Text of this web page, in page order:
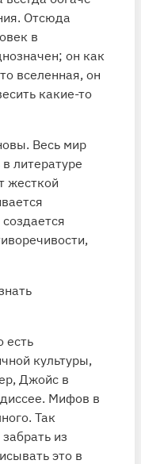
Отсюда
в
он как
вселенная, он
какие-то
Весь мир
литературе
жесткой
есть
культуры,
Джойс в
Мифов в
Так
из
это в